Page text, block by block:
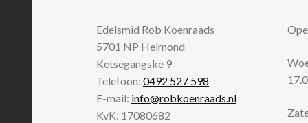
Edelsmid Rob Koenraads
5701 NP Helmond
Ketsegangske 9
Telefoon:0492 527 598
E-mail: info@robkoenraads.nl
KvK: 17080682